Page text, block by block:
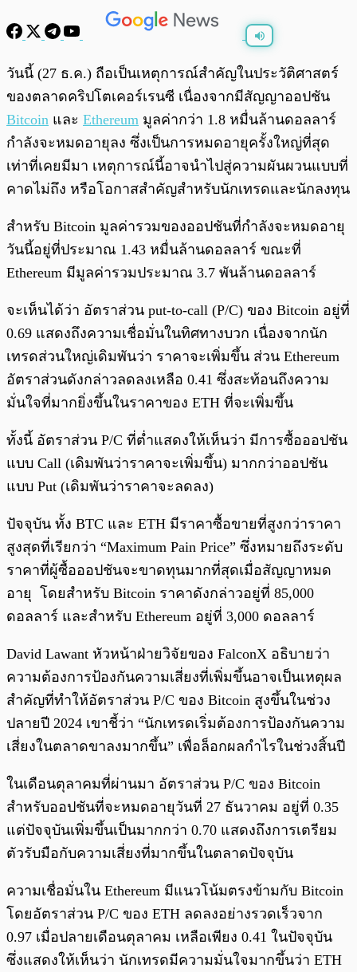
0:00 /
วันนี้ (27 ธ.ค.) ถือเป็นเหตุการณ์สำคัญในประวัติศาสตร์
ของตลาดคริปโตเคอร์เรนซี เนื่องจากมีสัญญาออปชัน
Bitcoin และ Ethereum มูลค่ากว่า 1.8 หมื่นล้านดอลลาร์
กำลังจะหมดอายุลง ซึ่งเป็นการหมดอายุครั้งใหญ่ที่สุด
เท่าที่เคยมีมา เหตุการณ์นี้อาจนำไปสู่ความผันผวนแบบที่
คาดไม่ถึง หรือโอกาสสำคัญสำหรับนักเทรดและนักลงทุน
สำหรับ Bitcoin มูลค่ารวมของออปชันที่กำลังจะหมดอายุ
วันนี้อยู่ที่ประมาณ 1.43 หมื่นล้านดอลลาร์ ขณะที่
Ethereum มีมูลค่ารวมประมาณ 3.7 พันล้านดอลลาร์
จะเห็นได้ว่า อัตราส่วน put-to-call (P/C) ของ Bitcoin อยู่ที่
0.69 แสดงถึงความเชื่อมั่นในทิศทางบวก เนื่องจากนัก
เทรดส่วนใหญ่เดิมพันว่า ราคาจะเพิ่มขึ้น ส่วน Ethereum
อัตราส่วนดังกล่าวลดลงเหลือ 0.41 ซึ่งสะท้อนถึงความ
มั่นใจที่มากยิ่งขึ้นในราคาของ ETH ที่จะเพิ่มขึ้น
ทั้งนี้ อัตราส่วน P/C ที่ต่ำแสดงให้เห็นว่า มีการซื้อออปชัน
แบบ Call (เดิมพันว่าราคาจะเพิ่มขึ้น) มากกว่าออปชัน
แบบ Put (เดิมพันว่าราคาจะลดลง)
ปัจจุบัน ทั้ง BTC และ ETH มีราคาซื้อขายที่สูงกว่าราคา
สูงสุดที่เรียกว่า “Maximum Pain Price” ซึ่งหมายถึงระดับ
ราคาที่ผู้ซื้อออปชันจะขาดทุนมากที่สุดเมื่อสัญญาหมด
อายุ โดยสำหรับ Bitcoin ราคาดังกล่าวอยู่ที่ 85,000
ดอลลาร์ และสำหรับ Ethereum อยู่ที่ 3,000 ดอลลาร์
David Lawant หัวหน้าฝ่ายวิจัยของ FalconX อธิบายว่า
ความต้องการป้องกันความเสี่ยงที่เพิ่มขึ้นอาจเป็นเหตุผล
สำคัญที่ทำให้อัตราส่วน P/C ของ Bitcoin สูงขึ้นในช่วง
ปลายปี 2024 เขาชี้ว่า “นักเทรดเริ่มต้องการป้องกันความ
เสี่ยงในตลาดขาลงมากขึ้น” เพื่อล็อกผลกำไรในช่วงสิ้นปี
ในเดือนตุลาคมที่ผ่านมา อัตราส่วน P/C ของ Bitcoin
สำหรับออปชันที่จะหมดอายุวันที่ 27 ธันวาคม อยู่ที่ 0.35
แต่ปัจจุบันเพิ่มขึ้นเป็นมากกว่า 0.70 แสดงถึงการเตรียม
ตัวรับมือกับความเสี่ยงที่มากขึ้นในตลาดปัจจุบัน
ความเชื่อมั่นใน Ethereum มีแนวโน้มตรงข้ามกับ Bitcoin
โดยอัตราส่วน P/C ของ ETH ลดลงอย่างรวดเร็วจาก
0.97 เมื่อปลายเดือนตุลาคม เหลือเพียง 0.41 ในปัจจุบัน
ซึ่งแสดงให้เห็นว่า นักเทรดมีความมั่นใจมากขึ้นว่า ETH